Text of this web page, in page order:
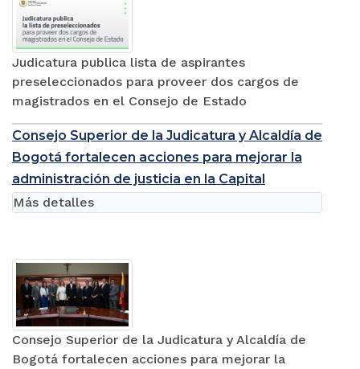
Judicatura publica lista de aspirantes
preseleccionados para proveer dos cargos de
magistrados en el Consejo de Estado
Consejo Superior de la Judicatura y Alcaldía de
Bogotá fortalecen acciones para mejorar la
administración de justicia en la Capital
Consejo Superior de la Judicatura y Alcaldía de
Bogotá fortalecen acciones para mejorar la
Más detalles